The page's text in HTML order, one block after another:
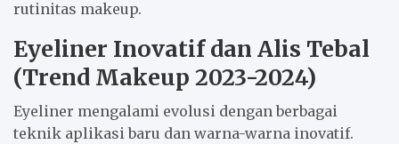
rutinitas makeup.
Eyeliner Inovatif dan Alis Tebal
(Trend Makeup 2023-2024)
Eyeliner mengalami evolusi dengan berbagai
teknik aplikasi baru dan warna-warna inovatif.